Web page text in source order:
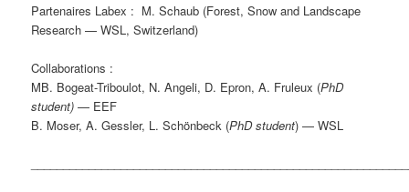
Partenaires Labex : M. Schaub (Forest, Snow and Landscape
Research — WSL, Switzerland)
Collaborations :
MB. Bogeat-Triboulot, N. Angeli, D. Epron, A. Fruleux (PhD
student) — EEF
B. Moser, A. Gessler, L. Schönbeck (PhD student) — WSL